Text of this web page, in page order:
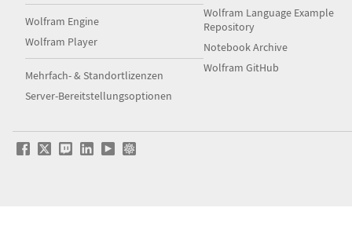
Wolfram Engine
Wolfram Player
Mehrfach- & Standortlizenzen
Server-Bereitstellungsoptionen
Wolfram Language Example
Repository
Notebook Archive
Wolfram GitHub